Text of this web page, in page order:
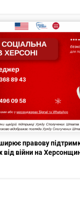
правову
війни на